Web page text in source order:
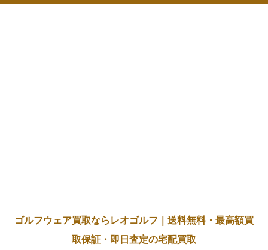
ゴルフウェア買取ならレオゴルフ｜送料無料・最高額買
取保証・即日査定の宅配買取